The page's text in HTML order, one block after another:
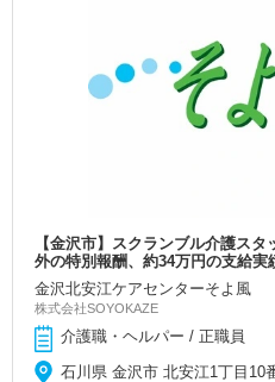
【金沢市】スクランブル介護ス
外の特別報酬、約34万円の支給実
金沢北安江ケアセンターそよ風
株式会社SOYOKAZE
介護職・ヘルパー / 正職員
石川県 金沢市 北安江1丁目10